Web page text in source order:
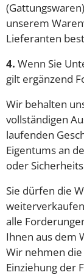
unserem
Lieferanten
4. Wenn Sie
gilt ergänzend
Wir behalten
vollständigen
laufenden
Eigentums an
oder
Sie dürfen die
alle
Ihnen aus dem
Wir nehmen
Einziehung der